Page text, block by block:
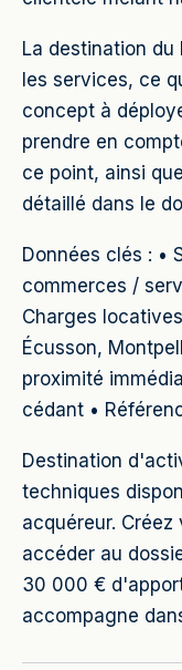
La destination
les services, ce
concept à
prendre en
ce point, ainsi
détaillé dans le
Données clés : •
commerces /
Charges
Écusson,
proximité
cédant •
Destination
techniques
acquéreur.
accéder au
30 000 €
accompagne